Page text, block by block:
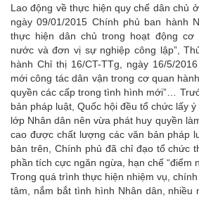
Lao động về thực hiện quy chế dân chủ
ngày 09/01/2015 Chính phủ ban hành
thực hiện dân chủ trong hoạt động cơ
nước và đơn vị sự nghiệp công lập”,
hành Chỉ thị 16/CT-TTg, ngày 16/5/
mới công tác dân vận trong cơ quan
quyền các cấp trong tình hình mới”…
bản pháp luật, Quốc hội đều tổ chức lấy
lớp Nhân dân nên vừa phát huy quyền
cao được chất lượng các văn bản pháp
bản trên, Chính phủ đã chỉ đạo tổ chức
phần tích cực ngăn ngừa, hạn chế “điểm
Trong quá trình thực hiện nhiệm vụ,
tâm, nắm bắt tình hình Nhân dân, nhiều